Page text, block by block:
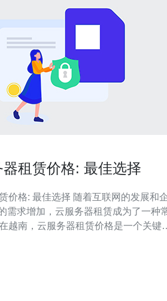
租赁价格: 最佳选择
择 随着互联网的发展和企
需求增加，云服务器租赁成为了一种
越南，云服务器租赁价格是一个关键
并提供一些最佳选择。 越南的云服